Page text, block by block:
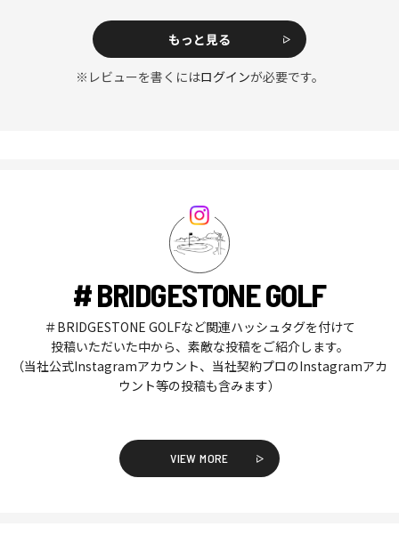
もっと見る
※レビューを書くにはログインが必要です。
# BRIDGESTONE GOLF
＃BRIDGESTONE GOLFなど関連ハッシュタグを付けて
投稿いただいた中から、素敵な投稿をご紹介します。
（当社公式Instagramアカウント、当社契約プロのInstagramアカ
ウント等の投稿も含みます）
VIEW MORE